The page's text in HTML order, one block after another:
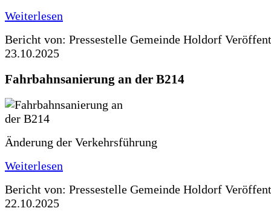
Weiterlesen
Bericht von: Pressestelle Gemeinde Holdorf
23.10.2025
Fahrbahnsanierung an der B214
Änderung der Verkehrsführung
Weiterlesen
Bericht von: Pressestelle Gemeinde Holdorf
22.10.2025